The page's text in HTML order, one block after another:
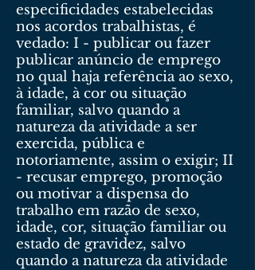
especificidades estabelecidas
nos acordos trabalhistas, é
vedado: I - publicar ou fazer
publicar anúncio de emprego
no qual haja referência ao sexo,
à idade, à cor ou situação
familiar, salvo quando a
natureza da atividade a ser
exercida, pública e
notoriamente, assim o exigir; II
- recusar emprego, promoção
ou motivar a dispensa do
trabalho em razão de sexo,
idade, cor, situação familiar ou
estado de gravidez, salvo
quando a natureza da atividade